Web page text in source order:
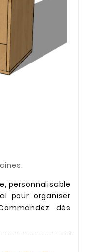
personnalisable
pour organiser
dès